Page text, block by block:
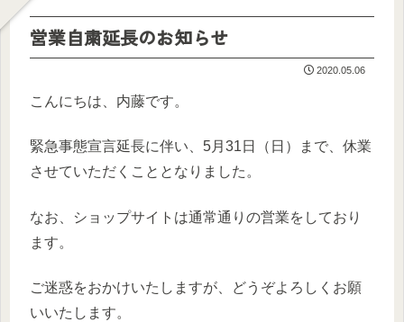
営業自粛延長のお知らせ
2020.05.06
こんにちは、内藤です。
緊急事態宣言延長に伴い、5月31日（日）まで、休業
させていただくこととなりました。
なお、ショップサイトは通常通りの営業をしており
ます。
ご迷惑をおかけいたしますが、どうぞよろしくお願
いいたします。